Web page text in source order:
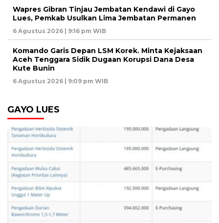
Wapres Gibran Tinjau Jembatan Kendawi di Gayo
Lues, Pemkab Usulkan Lima Jembatan Permanen
6 Agustus 2026 | 9:16 pm WIB
Komando Garis Depan LSM Korek. Minta Kejaksaan
Aceh Tenggara Sidik Dugaan Korupsi Dana Desa
Kute Bunin
6 Agustus 2026 | 9:09 pm WIB
GAYO LUES